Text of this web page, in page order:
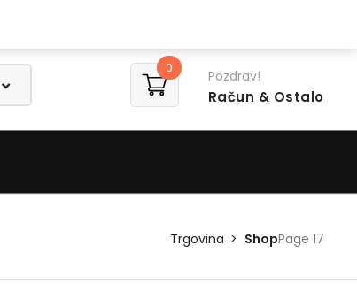
0 Pozdrav!
Račun & Ostalo
Trgovina ShopPage 17